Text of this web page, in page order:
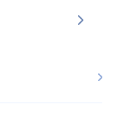
간을 줄이고 학부모님을
이 추가로 알려준 응대 tip
용을 숙지하여 좀 더 전문
습니다.꼬망세 AI학부모 응